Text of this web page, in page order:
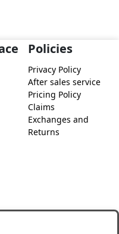
Policies
Privacy Policy
After sales service
Pricing Policy
Claims
Exchanges and
Returns